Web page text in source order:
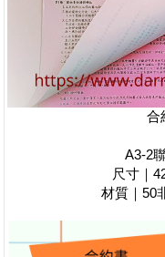
合
A3-2
尺寸｜
材質｜50